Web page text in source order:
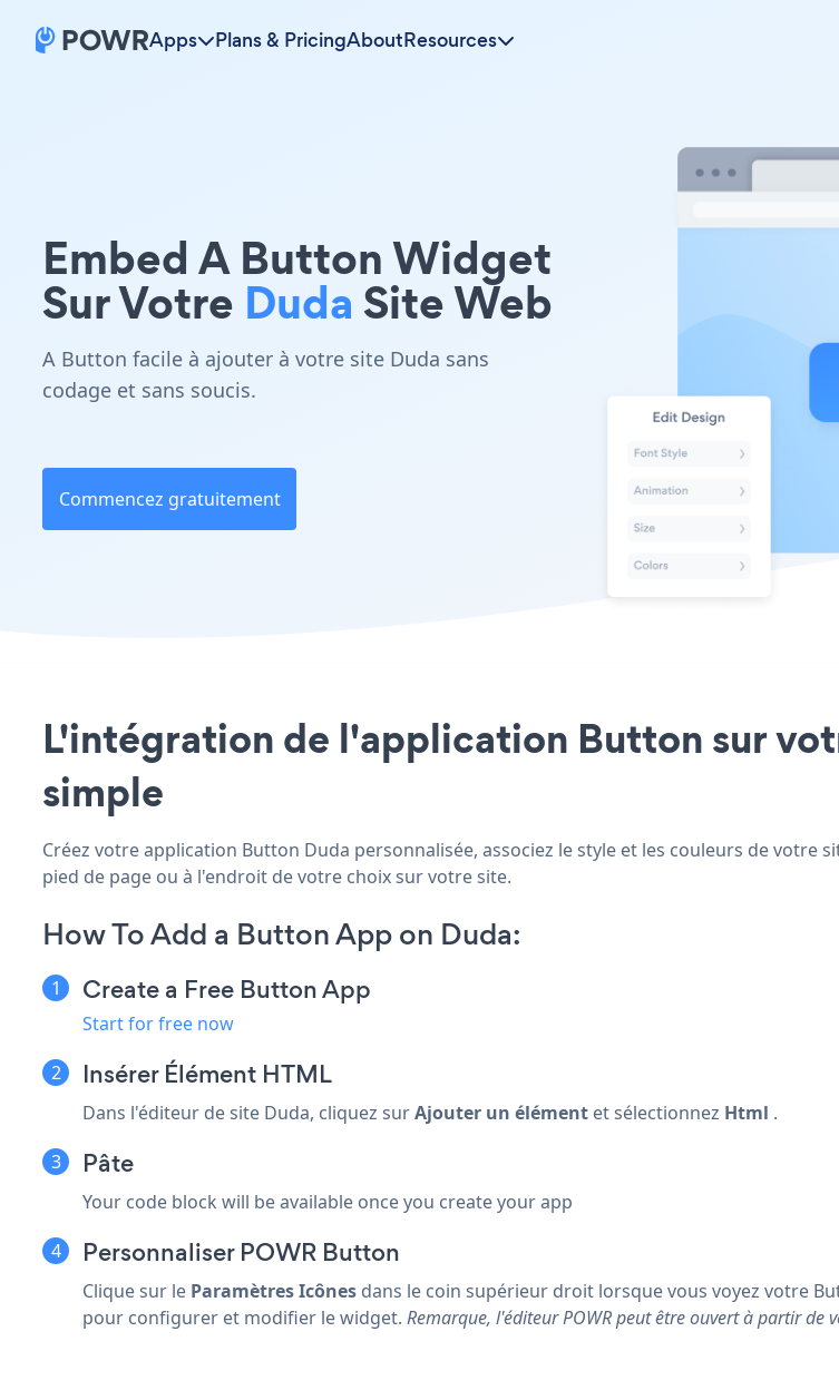
Apps Plans & PricingAboutResources
Embed A Button Widget
Sur Votre Duda Site Web
A Button facile à ajouter à votre site Duda sans
codage et sans soucis.
Commencez gratuitement
L'intégration de l'application Button sur
simple
Créez votre application Button Duda personnalisée, associez le style et les couleurs de votre
pied de page ou à l'endroit de votre choix sur votre site.
How To Add a Button App on Duda:
Create a Free Button App
Start for free now
InsérerÉlément HTML
Dans l'éditeur de site Duda, cliquez surAjouter un élément et sélectionnez Html .
Pâte
Your code block will be available once you create your app
Personnaliser POWR Button
Clique sur le Paramètres Icônes dans le coin supérieur droit lorsque vous voyez votre
pour configurer et modifier le widget. Remarque, l'éditeur POWR peut être ouvert à partir de